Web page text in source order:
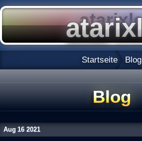
Startseite Blog
Blog
Aug 16 2021